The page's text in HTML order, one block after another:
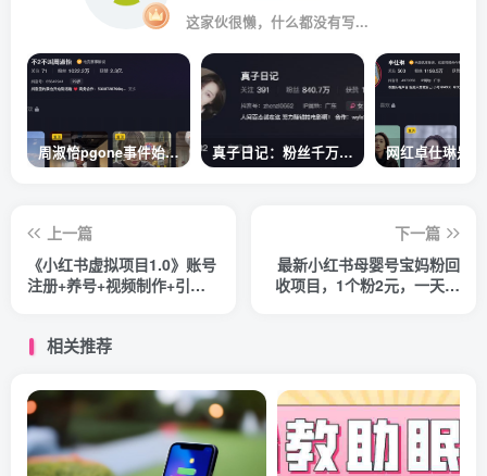
这家伙很懒，什么都没有写...
周淑怡pgone事件始末，周淑怡现状 真子日记：粉丝千万的真子日记是最懂反转的网红吗？
上一篇
《小红书虚拟项目1.0》账号
注册+养号+视频制作+引流
下一篇
最新小红书母婴号宝妈粉回
收项目，1个粉2元，一天轻
相关推荐